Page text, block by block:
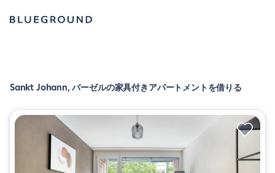
Sankt Johann, バーゼルの家具付きアパートメントを借りる